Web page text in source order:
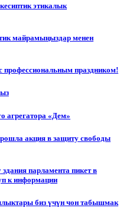
этикалык
майрамыңыздар менен
профессиональным праздником!
агрегатора «Дем»
акция в защиту свободы
парламента пикет в
к информации
биз үчүн чон табышмак